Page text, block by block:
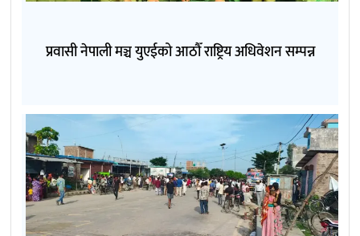
प्रवासी नेपाली मञ्च युएईको आठौँ राष्ट्रिय अधिवेशन सम्पन्न